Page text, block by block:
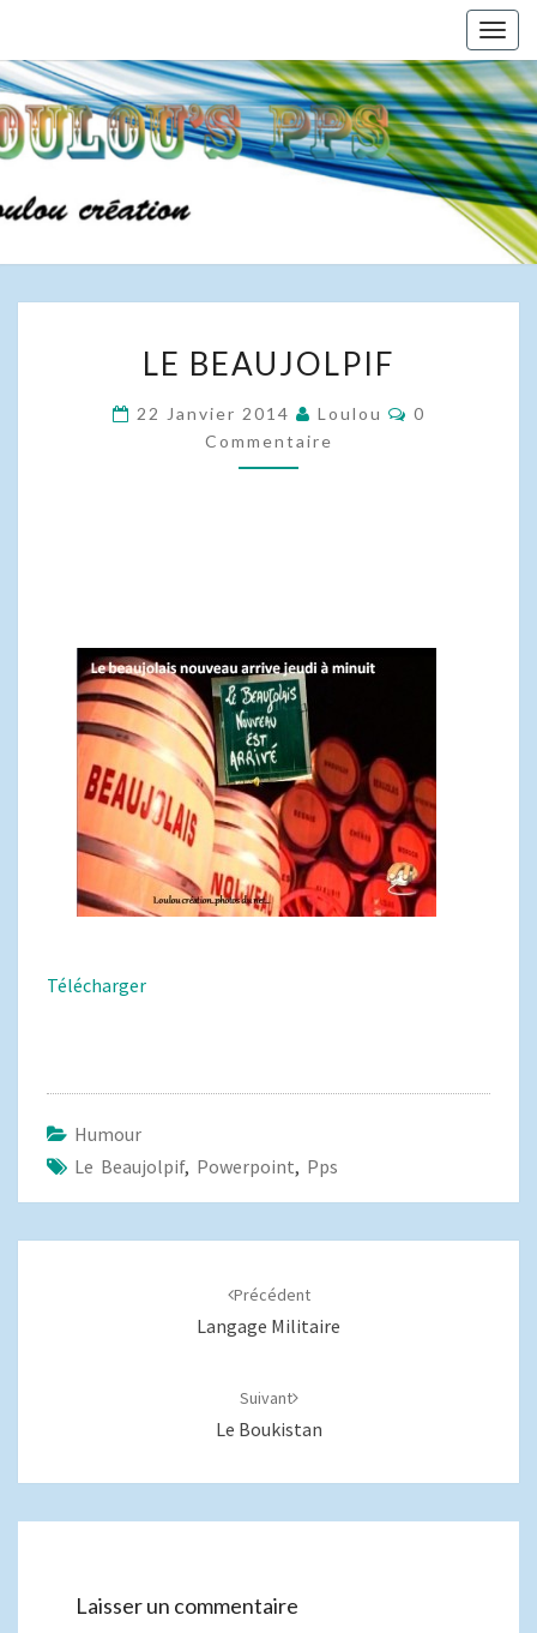
content
BEAUJOLPIF
LE BEAUJOLPIF
22 Janvier 2014 Loulou
0
Commentaire
Télécharger
Humour
Le Beaujolpif, Powerpoint, Pps
Précédent
Langage Militaire
Suivant
Le Boukistan
Laisser un commentaire